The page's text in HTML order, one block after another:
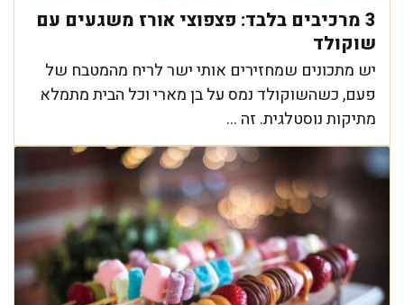
3 מרכיבים בלבד: פצפוצי אורז משגעים עם
שוקולד
יש מתכונים שמחזירים אותי ישר לריח מהמטבח של
פעם, כשהשוקולד נמס על בן מארי וכל הבית מתמלא
מתיקות נוסטלגית. זה ...